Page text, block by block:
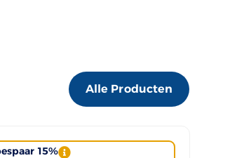
Alle Producten
15%